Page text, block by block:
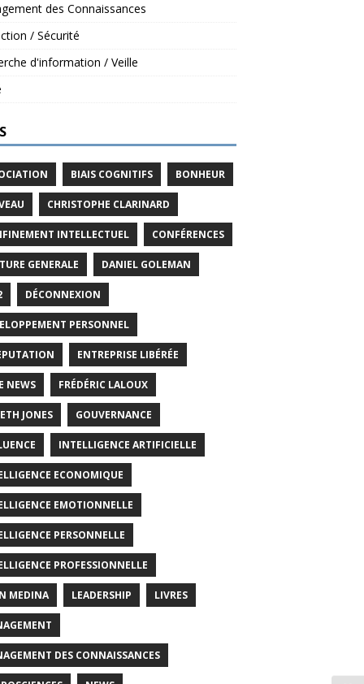
des Connaissances
/ Sécurité
d'information / Veille
BIAIS COGNITIFS BONHEUR
CHRISTOPHE CLARINARD
INTELLECTUEL CONFÉRENCES
GENERALE DANIEL GOLEMAN
DÉCONNEXION
PERSONNEL
ENTREPRISE LIBÉRÉE
NEWS FRÉDÉRIC LALOUX
JONES GOUVERNANCE
INTELLIGENCE ARTIFICIELLE
ECONOMIQUE
EMOTIONNELLE
PERSONNELLE
PROFESSIONNELLE
MEDINA LEADERSHIP LIVRES
DES CONNAISSANCES